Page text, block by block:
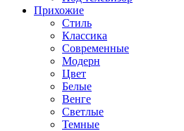
Прихожие
Стиль
Классика
Современные
Модерн
Цвет
Белые
Венге
Светлые
Темные